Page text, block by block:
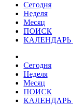
Сегодня
Неделя
Месяц
ПОИСК
Сегодня
Неделя
Месяц
ПОИСК